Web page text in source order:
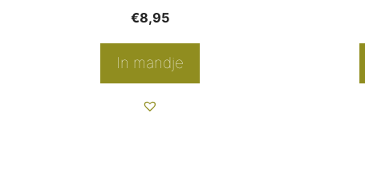
€8,95
In mandje